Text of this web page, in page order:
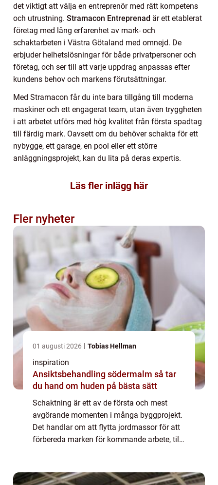
det viktigt att välja en entreprenör med rätt kompetens
och utrustning. Stramacon Entreprenad är ett etablerat
företag med lång erfarenhet av mark- och
schaktarbeten i Västra Götaland med omnejd. De
erbjuder helhetslösningar för både privatpersoner och
företag, och ser till att varje uppdrag anpassas efter
kundens behov och markens förutsättningar.
Med Stramacon får du inte bara tillgång till moderna
maskiner och ett engagerat team, utan även tryggheten
i att arbetet utförs med hög kvalitet från första spadtag
till färdig mark. Oavsett om du behöver schakta för ett
nybygge, ett garage, en pool eller ett större
anläggningsprojekt, kan du lita på deras expertis.
Läs fler inlägg här
Fler nyheter
01 augusti 2026 Tobias Hellman
inspiration
Ansiktsbehandling södermalm så tar
du hand om huden på bästa sätt
Schaktning är ett av de första och mest
avgörande momenten i många byggprojekt.
Det handlar om att flytta jordmassor för att
förbereda marken för kommande arbete, till